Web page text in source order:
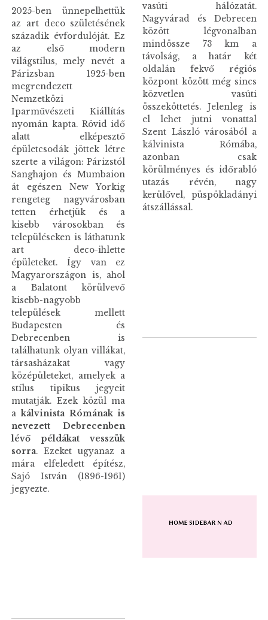
2025-ben ünnepelhettük
az art deco születésének
századik évfordulóját. Ez
az első modern
világstílus, mely nevét a
Párizsban 1925-ben
megrendezett
Nemzetközi
Iparművészeti Kiállítás
nyomán kapta. Rövid idő
alatt elképesztő
épületcsodák jöttek létre
szerte a világon: Párizstól
Sanghajon és Mumbaion
át egészen New Yorkig
rengeteg nagyvárosban
tetten érhetjük és a
kisebb városokban és
településeken is láthatunk
art deco-ihlette
épületeket. Így van ez
Magyarországon is, ahol
a Balatont körülvevő
kisebb-nagyobb
települések mellett
Budapesten és
Debrecenben is
találhatunk olyan villákat,
társasházakat vagy
középületeket, amelyek a
stílus tipikus jegyeit
mutatják. Ezek közül ma
akálvinista Rómának is
nevezett Debrecenben
lévő példákat vesszük
sorra. Ezeket ugyanaz a
mára elfeledett építész,
Sajó István (1896-1961)
jegyezte.
vasúti hálózatát.
Nagyvárad és Debrecen
között légvonalban
mindössze 73 km a
távolság, a határ két
oldalán fekvő régiós
központ között még sincs
közvetlen vasúti
összeköttetés. Jelenleg is
el lehet jutni vonattal
Szent László városából a
kálvinista Rómába,
azonban csak
körülményes és időrabló
utazás révén, nagy
kerülővel, püspökladányi
átszállással.